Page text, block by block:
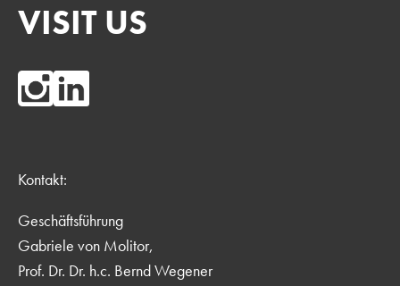
VISIT US
Kontakt:
Geschäftsführung
Gabriele von Molitor,
Prof. Dr. Dr. h.c. Bernd Wegener